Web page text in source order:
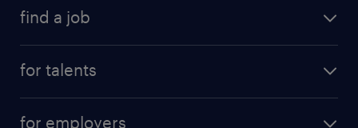
find a job
for talents
for employers